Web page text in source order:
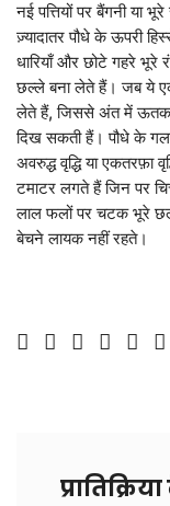
नई पत्तियों पर बैंगनी या
ज़्यादातर पौधे के ऊपरी
धारियाँ और छोटे गहरे
छल्ले बना लेते हैं। जब ये
लेते हैं, जिससे अंत में ऊतक
दिख सकती हैं। पौधे के
अवरुद्ध वृद्धि या एकतरफ़ा
टमाटर लगते हैं जिन पर
लाल फलों पर चटक भूरे
बेचने लायक नहीं रहते।